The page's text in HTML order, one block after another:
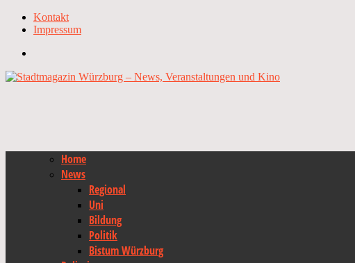
Kontakt
Impressum
Home
News
Regional
Uni
Bildung
Politik
Bistum Würzburg